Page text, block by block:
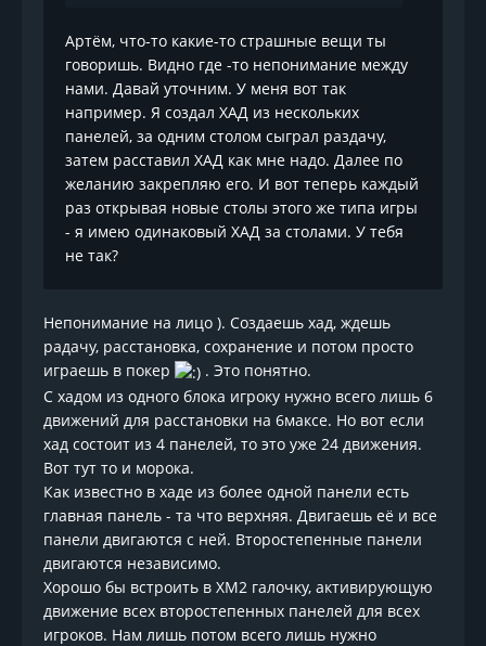
Артём, что-то какие-то страшные вещи ты
говоришь. Видно где -то непонимание между
нами. Давай уточним. У меня вот так
например. Я создал ХАД из нескольких
панелей, за одним столом сыграл раздачу,
затем расставил ХАД как мне надо. Далее по
желанию закрепляю его. И вот теперь каждый
раз открывая новые столы этого же типа игры
- я имею одинаковый ХАД за столами. У тебя
не так?
Непонимание на лицо ). Создаешь хад, ждешь
радачу, расстановка, сохранение и потом просто
играешь в покер
. Это понятно.
С хадом из одного блока игроку нужно всего лишь 6
движений для расстановки на 6максе. Но вот если
хад состоит из 4 панелей, то это уже 24 движения.
Вот тут то и морока.
Как известно в хаде из более одной панели есть
главная панель - та что верхняя. Двигаешь её и все
панели двигаются с ней. Второстепенные панели
двигаются независимо.
Хорошо бы встроить в ХМ2 галочку, активирующую
движение всех второстепенных панелей для всех
игроков. Нам лишь потом всего лишь нужно